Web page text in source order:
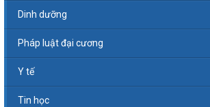
Dinh dưỡng
Pháp luật đại cương
Y tế
Tin học